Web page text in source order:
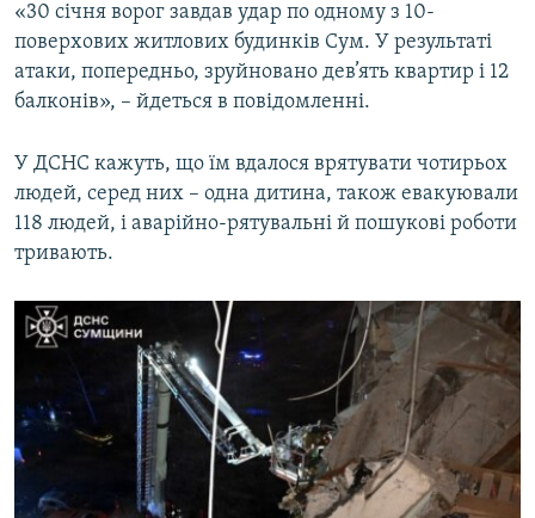
Усі сайти RFE/RL
«30 січня ворог завдав удар по одному з 10-
поверхових житлових будинків Сум. У результаті
атаки, попередньо, зруйновано дев’ять квартир і 12
балконів», – йдеться в повідомленні.
У ДСНС кажуть, що їм вдалося врятувати чотирьох
людей, серед них – одна дитина, також евакуювали
118 людей, і аварійно-рятувальні й пошукові роботи
тривають.